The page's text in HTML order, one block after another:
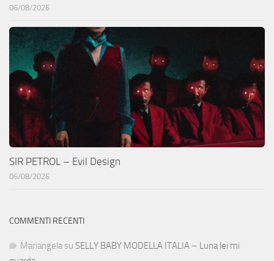
06/08/2026
SIR PETROL – Evil Design
06/08/2026
COMMENTI RECENTI
Mariangela su SELLY BABY MODELLA ITALIA – Luna lei mi